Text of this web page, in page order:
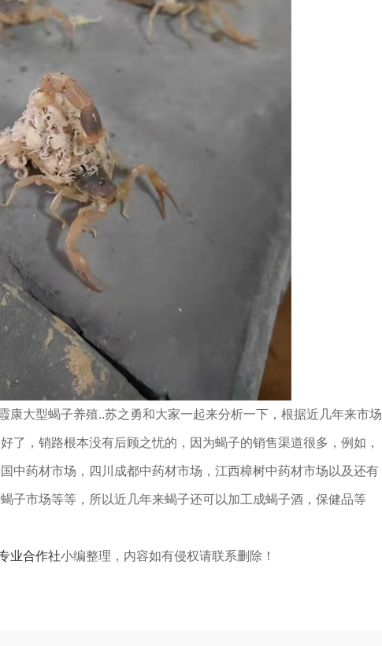
大型蝎子养殖..苏之勇和大家一起来分析一下，根据近几年来市场
了，销路根本没有后顾之忧的，因为蝎子的销售渠道很多，例如，
中药材市场，四川成都中药材市场，江西樟树中药材市场以及还有
子市场等等，所以近几年来蝎子还可以加工成蝎子酒，保健品等
业合作社小编整理，内容如有侵权请联系删除！